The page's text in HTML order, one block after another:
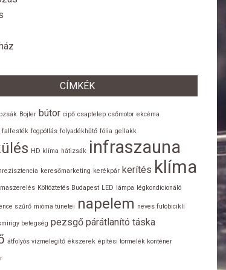
CÍMKÉK
Bojler bútor cipő csaptelep csőmotor ekcéma
falfesték fogpótlás folyadékhűtő fólia gellakk
HD klíma hátizsák infraszauna
keresőmarketing kerékpár kerítés klíma
Költöztetés Budapest LED lámpa légkondicionáló
szűrő mióma tünetei napelem neves futóbicikli
betegség pezsgő párátlanító táska
átfolyós vízmelegítő ékszerek építési törmelék konténer